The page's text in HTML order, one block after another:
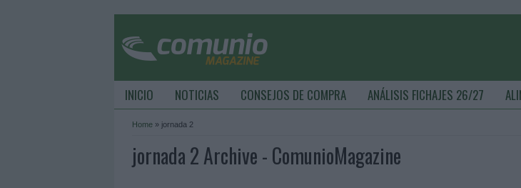
INICIO NOTICIAS CONSEJOS DE COMPRA ANÁLISIS FICHAJES 26/27
Home » jornada 2
jornada 2 Archive - ComunioMagazine